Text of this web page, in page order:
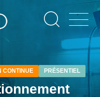
CONTINUE PRÉSENTIEL